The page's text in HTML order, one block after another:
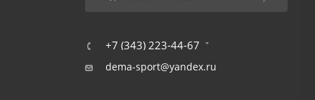
+7 (343) 223-44-67
dema-sport@yandex.ru